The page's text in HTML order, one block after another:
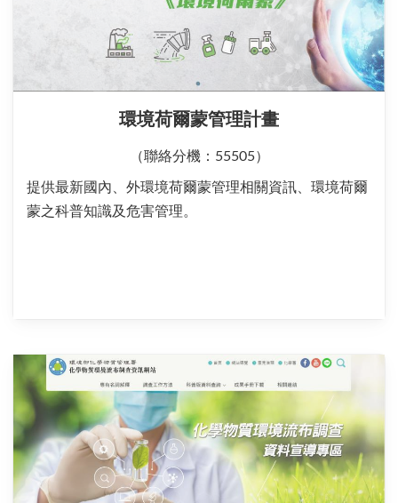
環境荷爾蒙管理計畫
（聯絡分機：55505）
提供最新國內、外環境荷爾蒙管理相關資訊、環境荷爾
蒙之科普知識及危害管理。